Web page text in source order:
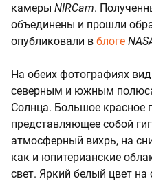
камеры NIRCam.
объединены и прошли
опубликовали в блоге
На обеих фотографиях
северным и южным
Солнца. Большое красное
представляющее собой
атмосферный вихрь, на
как и юпитерианские
свет. Яркий белый цвет на